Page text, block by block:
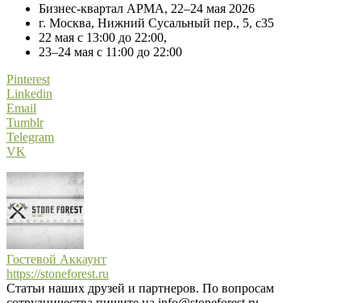
Бизнес-квартал АРМА, 22–24 мая 2026
г. Москва, Нижний Сусальный пер., 5, с35
22 мая с 13:00 до 22:00,
23–24 мая с 11:00 до 22:00
Pinterest
Linkedin
Email
Tumblr
Telegram
VK
Гостевой Аккаунт
https://stoneforest.ru
Статьи наших друзей и партнеров. По вопросам